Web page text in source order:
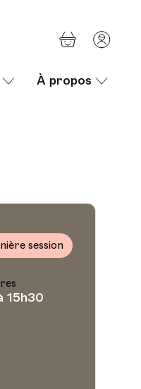
session
15h30
Panier
À propos